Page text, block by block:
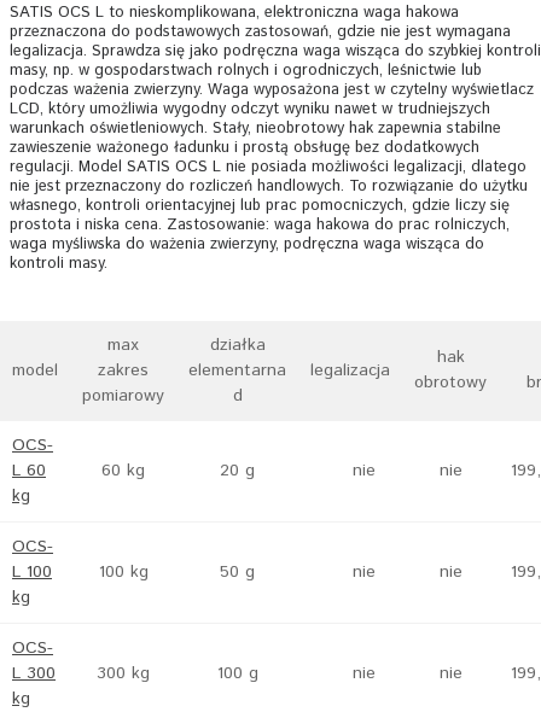
SATIS OCS L to nieskomplikowana, elektroniczna waga hakowa
przeznaczona do podstawowych zastosowań, gdzie nie jest wymagana
legalizacja. Sprawdza się jako podręczna waga wisząca do szybkiej kontroli
masy, np. w gospodarstwach rolnych i ogrodniczych, leśnictwie lub
podczas ważenia zwierzyny. Waga wyposażona jest w czytelny wyświetlacz
LCD, który umożliwia wygodny odczyt wyniku nawet w trudniejszych
warunkach oświetleniowych. Stały, nieobrotowy hak zapewnia stabilne
zawieszenie ważonego ładunku i prostą obsługę bez dodatkowych
regulacji. Model SATIS OCS L nie posiada możliwości legalizacji, dlatego
nie jest przeznaczony do rozliczeń handlowych. To rozwiązanie do użytku
własnego, kontroli orientacyjnej lub prac pomocniczych, gdzie liczy się
prostota i niska cena. Zastosowanie: waga hakowa do prac rolniczych,
waga myśliwska do ważenia zwierzyny, podręczna waga wisząca do
kontroli masy.
model
max
zakres
pomiarowy
działka
elementarna
d
legalizacja
hak
obrotowy
OCS-
L 60
kg
60 kg 20 g nie nie
OCS-
L 100
kg
100 kg 50 g nie nie
OCS-
L 300
kg
300 kg 100 g nie nie